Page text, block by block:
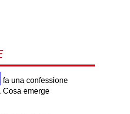
fa una confessione
Cosa emerge